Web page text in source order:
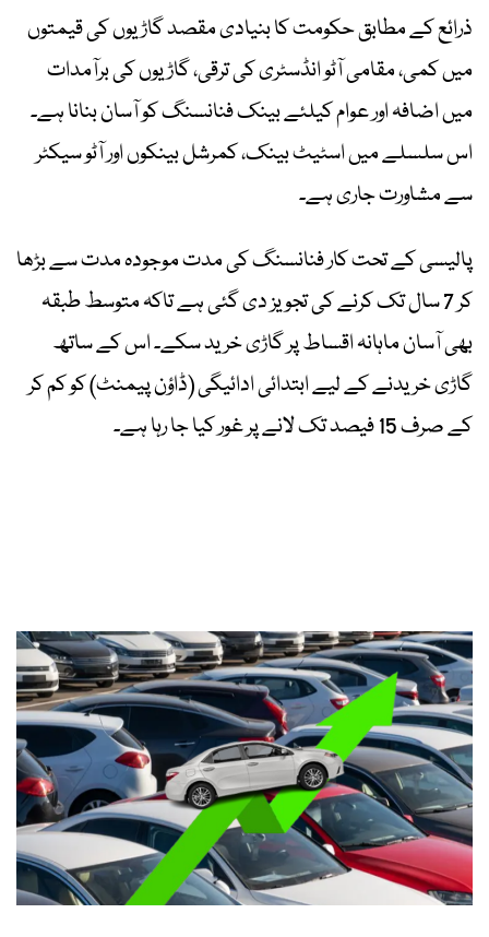
ذرائع کے مطابق حکومت کا بنیادی مقصد گاڑیوں کی قیمتوں
میں کمی، مقامی آٹو انڈسٹری کی ترقی، گاڑیوں کی برآمدات
میں اضافہ اور عوام کیلئے بینک فنانسنگ کو آسان بنانا ہے۔
اس سلسلے میں اسٹیٹ بینک، کمرشل بینکوں اور آٹو سیکٹر
سے مشاورت جاری ہے۔
پالیسی کے تحت کار فنانسنگ کی مدت موجودہ مدت سے بڑھا
کر 7 سال تک کرنے کی تجویز دی گئی ہے تاکہ متوسط طبقہ
بھی آسان ماہانہ اقساط پر گاڑی خرید سکے۔ اس کے ساتھ
گاڑی خریدنے کے لیے ابتدائی ادائیگی (ڈاؤن پیمنٹ) کو کم کر
کے صرف 15 فیصد تک لانے پر غور کیا جا رہا ہے۔